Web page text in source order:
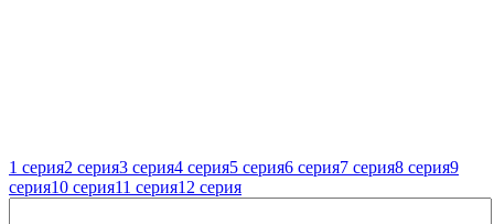
1 серия2 серия3 серия4 серия5 серия6 серия7 серия8 серия9
серия10 серия11 серия12 серия